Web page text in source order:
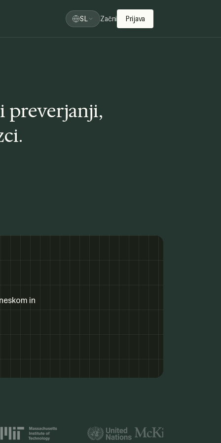
SL Začni Prijava
preverjanji,